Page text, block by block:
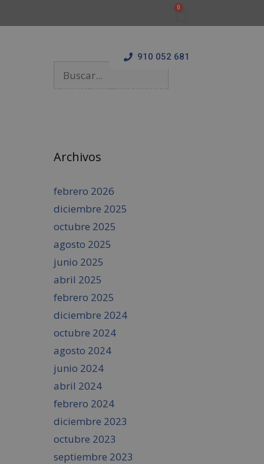
910 052 681
Y ESTANCIAS FORMATIVAS CONÓCENOS
Archivos
febrero 2026
diciembre 2025
octubre 2025
agosto 2025
junio 2025
abril 2025
febrero 2025
diciembre 2024
octubre 2024
agosto 2024
junio 2024
abril 2024
febrero 2024
diciembre 2023
octubre 2023
septiembre 2023